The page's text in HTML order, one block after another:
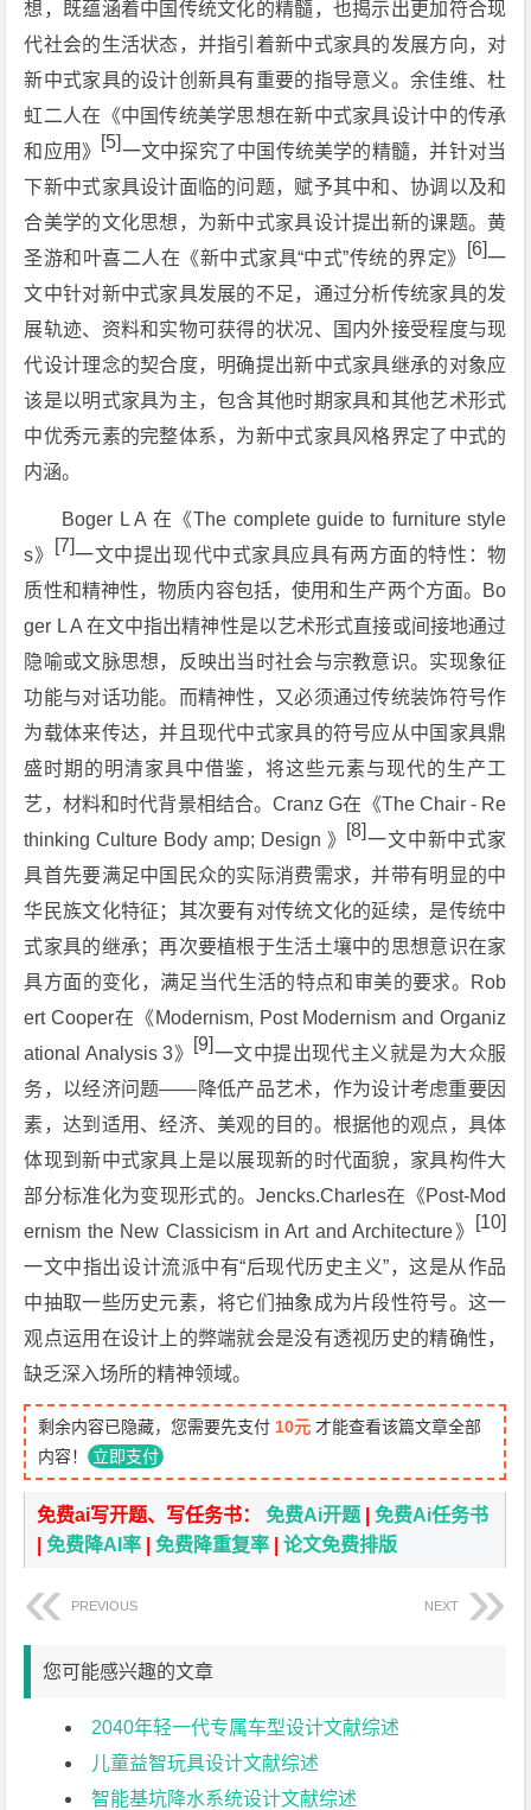
想，既蕴涵着中国传统文化的精髓，也揭示出更加符合现
代社会的生活状态，并指引着新中式家具的发展方向，对
新中式家具的设计创新具有重要的指导意义。余佳维、杜
虹二人在《中国传统美学思想在新中式家具设计中的传承
和应用》 [5]一文中探究了中国传统美学的精髓，并针对当
下新中式家具设计面临的问题，赋予其中和、协调以及和
合美学的文化思想，为新中式家具设计提出新的课题。黄
圣游和叶喜二人在《新中式家具“中式”传统的界定》
[6]一
文中针对新中式家具发展的不足，通过分析传统家具的发
展轨迹、资料和实物可获得的状况、国内外接受程度与现
代设计理念的契合度，明确提出新中式家具继承的对象应
该是以明式家具为主，包含其他时期家具和其他艺术形式
中优秀元素的完整体系，为新中式家具风格界定了中式的
内涵。
Boger L A 在《The complete guide to furniture style
s》
[7]一文中提出现代中式家具应具有两方面的特性：物
质性和精神性，物质内容包括，使用和生产两个方面。Bo
ger L A 在文中指出精神性是以艺术形式直接或间接地通过
隐喻或文脉思想，反映出当时社会与宗教意识。实现象征
功能与对话功能。而精神性，又必须通过传统装饰符号作
为载体来传达，并且现代中式家具的符号应从中国家具鼎
盛时期的明清家具中借鉴，将这些元素与现代的生产工
艺，材料和时代背景相结合。Cranz G在《The Chair - Re
thinking Culture Body amp; Design 》 [8]一文中新中式家
具首先要满足中国民众的实际消费需求，并带有明显的中
华民族文化特征；其次要有对传统文化的延续，是传统中
式家具的继承；再次要植根于生活土壤中的思想意识在家
具方面的变化，满足当代生活的特点和审美的要求。Rob
ert Cooper在《Modernism, Post Modernism and Organiz
ational Analysis 3》 [9]一文中提出现代主义就是为大众服
务，以经济问题——降低产品艺术，作为设计考虑重要因
素，达到适用、经济、美观的目的。根据他的观点，具体
体现到新中式家具上是以展现新的时代面貌，家具构件大
部分标准化为变现形式的。Jencks.Charles在《Post-Mod
ernism the New Classicism in Art and Architecture》
[10]
一文中指出设计流派中有“后现代历史主义”，这是从作品
中抽取一些历史元素，将它们抽象成为片段性符号。这一
观点运用在设计上的弊端就会是没有透视历史的精确性，
缺乏深入场所的精神领域。
剩余内容已隐藏，您需要先支付 10元 才能查看该篇文章全部
内容！ 立即支付
免费ai写开题、写任务书：免费Ai开题 |免费Ai任务书
|免费降AI率 |免费降重复率 |论文免费排版
PREVIOUS NEXT
您可能感兴趣的文章
2040年轻一代专属车型设计文献综述
儿童益智玩具设计文献综述
智能基坑降水系统设计文献综述